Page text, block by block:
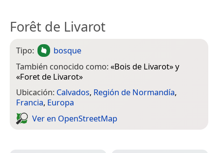
Forêt de Livarot
Tipo:
bosque
También conocido como:«Bois de Livarot» y
«Foret de Livarot»
Ubicación: Calvados, Región de Normandía,
Francia, Europa
Ver en Open­Street­Map